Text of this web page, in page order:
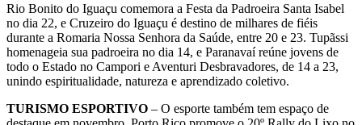
Rio Bonito do Iguaçu comemora a Festa da Padroeira Santa Isabel
no dia 22, e Cruzeiro do Iguaçu é destino de milhares de fiéis
durante a Romaria Nossa Senhora da Saúde, entre 20 e 23. Tupãssi
homenageia sua padroeira no dia 14, e Paranavaí reúne jovens de
todo o Estado no Campori e Aventuri Desbravadores, de 14 a 23,
unindo espiritualidade, natureza e aprendizado coletivo.
TURISMO ESPORTIVO – O esporte também tem espaço de